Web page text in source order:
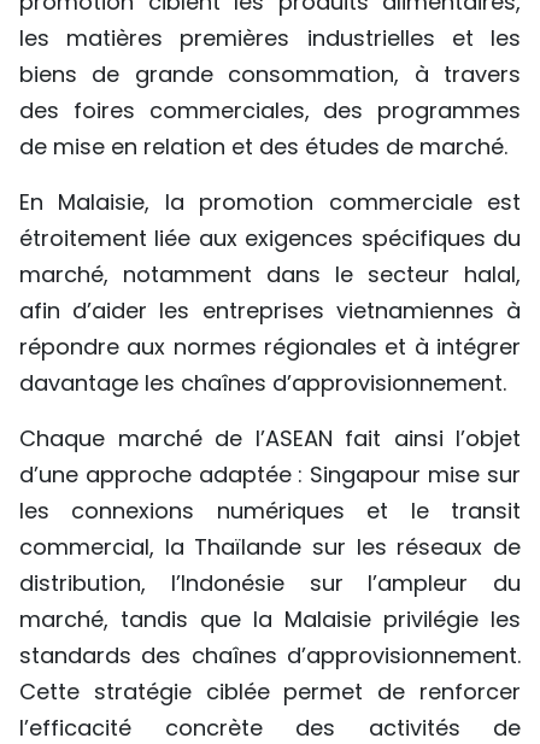
les matières premières industrielles et les
biens de grande consommation, à travers
des foires commerciales, des programmes
de mise en relation et des études de marché.
En Malaisie, la promotion commerciale est
étroitement liée aux exigences spécifiques du
marché, notamment dans le secteur halal,
afin d’aider les entreprises vietnamiennes à
répondre aux normes régionales et à intégrer
davantage les chaînes d’approvisionnement.
Chaque marché de l’ASEAN fait ainsi l’objet
d’une approche adaptée : Singapour mise sur
les connexions numériques et le transit
commercial, la Thaïlande sur les réseaux de
distribution, l’Indonésie sur l’ampleur du
marché, tandis que la Malaisie privilégie les
standards des chaînes d’approvisionnement.
Cette stratégie ciblée permet de renforcer
l’efficacité concrète des activités de